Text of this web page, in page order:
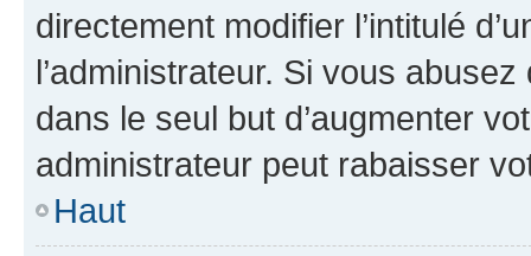
directement modifier l’intitulé
l’administrateur. Si vous
dans le seul but d’augmenter
administrateur peut rabaisser
Haut